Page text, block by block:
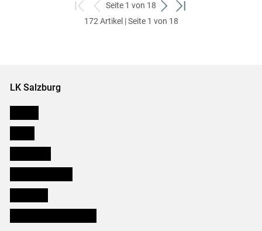
zum
ersten
zurück
zum
Seite 1 von 18
weiter
zum
zum
172 Artikel | Seite 1 von 18
LK Salzburg